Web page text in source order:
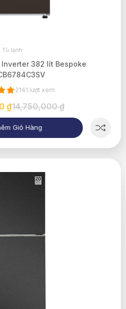
Tủ lạnh
382 lít Bespoke
2141 lượt xem
₫14,750,000 ₫
Giỏ Hàng